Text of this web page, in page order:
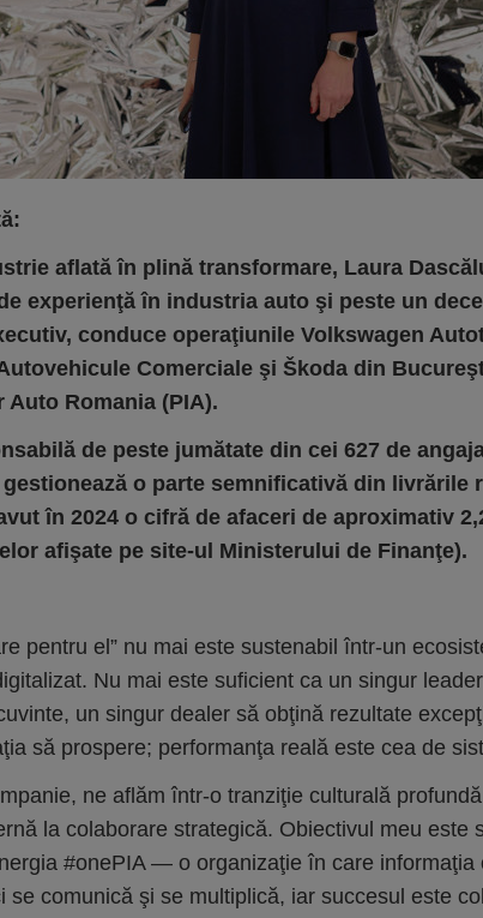
aflată în plină transformare, Laura
experienţă în industria auto şi peste un
conduce operaţiunile Volkswagen
Comerciale şi Škoda din
Auto Romania (PIA).
de peste jumătate din cei 627 de
o parte semnificativă din livrările
în 2024 o cifră de afaceri de aproximativ
afişate pe site-ul Ministerului de Finanţe).
pentru el” nu mai este sustenabil într-un
Nu mai este suficient ca un singur
un singur dealer să obţină rezultate
să prospere; performanţa reală este cea de
ne aflăm într-o tranziţie culturală
la colaborare strategică. Obiectivul meu este
#onePIA — o organizaţie în care informaţia
se comunică şi se multiplică, iar succesul este